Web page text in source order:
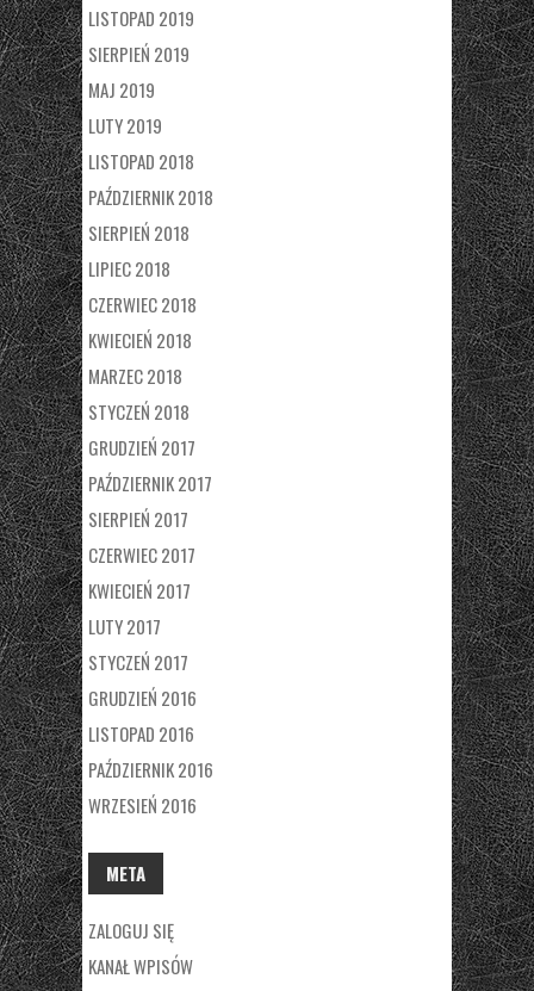
LISTOPAD 2019
SIERPIEŃ 2019
MAJ 2019
LUTY 2019
LISTOPAD 2018
PAŹDZIERNIK 2018
SIERPIEŃ 2018
LIPIEC 2018
CZERWIEC 2018
KWIECIEŃ 2018
MARZEC 2018
STYCZEŃ 2018
GRUDZIEŃ 2017
PAŹDZIERNIK 2017
SIERPIEŃ 2017
CZERWIEC 2017
KWIECIEŃ 2017
LUTY 2017
STYCZEŃ 2017
GRUDZIEŃ 2016
LISTOPAD 2016
PAŹDZIERNIK 2016
WRZESIEŃ 2016
META
ZALOGUJ SIĘ
KANAŁ WPISÓW